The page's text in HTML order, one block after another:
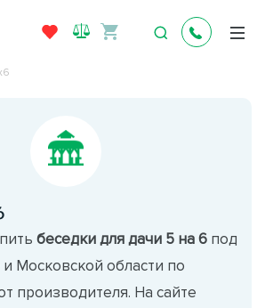
беседки для дачи 5 на 6 под
Московской области по
производителя. На сайте